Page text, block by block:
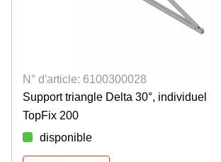
N° d'article: 6100300028
Support triangle Delta 30°, individuel
TopFix 200
disponible